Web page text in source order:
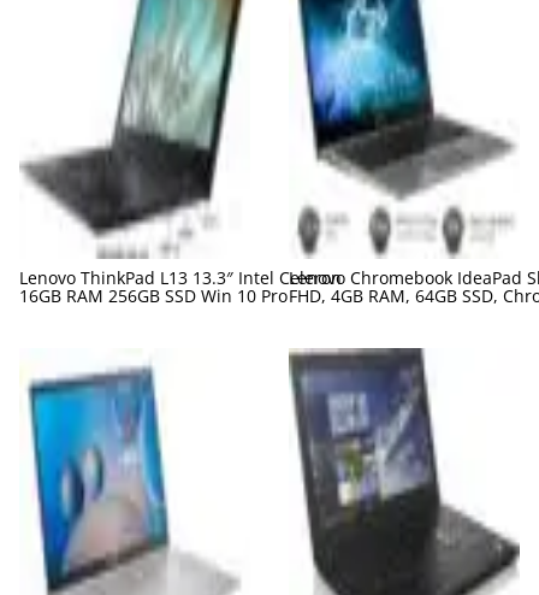
Lenovo ThinkPad L13 13.3″ Intel Celeron
16GB RAM 256GB SSD Win 10 Pro
Lenovo Chromebook IdeaPad
FHD, 4GB RAM, 64GB SSD,